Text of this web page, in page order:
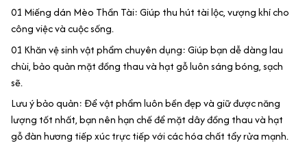
01 Miếng dán Mèo Thần Tài: Giúp thu hút tài lộc, vượng khí cho
công việc và cuộc sống.
01 Khăn vệ sinh vật phẩm chuyên dụng: Giúp bạn dễ dàng lau
chùi, bảo quản mặt đồng thau và hạt gỗ luôn sáng bóng, sạch
sẽ.
Lưu ý bảo quản: Để vật phẩm luôn bền đẹp và giữ được năng
lượng tốt nhất, bạn nên hạn chế để mặt dây đồng thau và hạt
gỗ đàn hương tiếp xúc trực tiếp với các hóa chất tẩy rửa mạnh.